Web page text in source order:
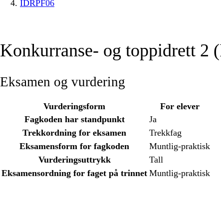
IDRPF06
Konkurranse- og toppidrett 2
Eksamen og vurdering
Vurderingsform
For elever
Fagkoden har standpunkt
Ja
Trekkordning for eksamen
Trekkfag
Eksamensform for fagkoden
Muntlig-praktisk
Vurderingsuttrykk
Tall
Eksamensordning for faget på trinnet Muntlig-praktisk